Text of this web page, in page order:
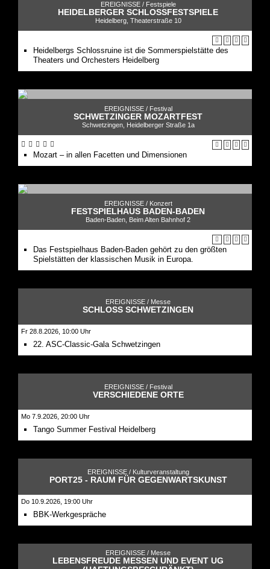
EREIGNISSE / Festspiele
HEIDELBERGER SCHLOSSFESTSPIELE
Heidelberg, Theaterstraße 10
Heidelbergs Schlossruine ist die Sommerspielstätte des
Theaters und Orchesters Heidelberg
EREIGNISSE / Festival
SCHWETZINGER MOZARTFEST
Schwetzingen, Heidelberger Straße 1a
Mozart – in allen Facetten und Dimensionen
EREIGNISSE / Konzert
FESTSPIELHAUS BADEN-BADEN
Baden-Baden, Beim Alten Bahnhof 2
Das Festspielhaus Baden-Baden gehört zu den größten
Spielstätten der klassischen Musik in Europa.
EREIGNISSE / Messe
SCHLOSS SCHWETZINGEN
Fr 28.8.2026, 10:00 Uhr
22. ASC-Classic-Gala Schwetzingen
EREIGNISSE / Festival
VERSCHIEDENE ORTE
Mo 7.9.2026, 20:00 Uhr
Tango Summer Festival Heidelberg
EREIGNISSE / Kulturveranstaltung
PORT25 - RAUM FÜR GEGENWARTSKUNST
Do 10.9.2026, 19:00 Uhr
BBK-Werkgespräche
EREIGNISSE / Messe
LEBENSFREUDE MESSEN UND EVENT UG